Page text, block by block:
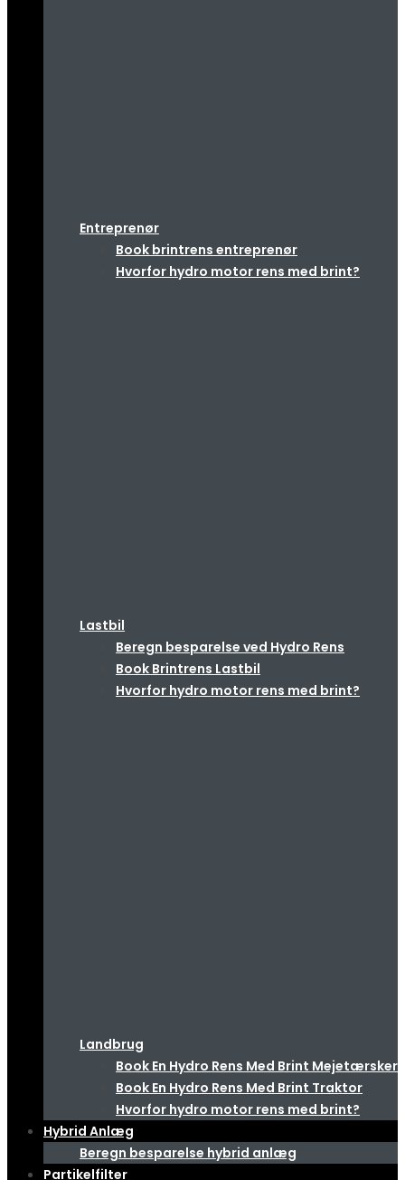
Entreprenør
Book brintrens entreprenør
Hvorfor hydro motor rens med brint?
Lastbil
Beregn besparelse ved Hydro Rens
Book Brintrens Lastbil
Hvorfor hydro motor rens med brint?
Landbrug
Book En Hydro Rens Med Brint Mejetærsker
Book En Hydro Rens Med Brint Traktor
Hvorfor hydro motor rens med brint?
Hybrid Anlæg
Beregn besparelse hybrid anlæg
Partikelfilter